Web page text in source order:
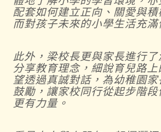
配套如何建立正向、關愛與
而對孩子未來的小學生活充滿
此外，梁校長更與家長進行了
分享教育理念，細說育兒路
望透過真誠對話，為幼稚園
鼓勵，讓家校同行從起步階段
更有力量。